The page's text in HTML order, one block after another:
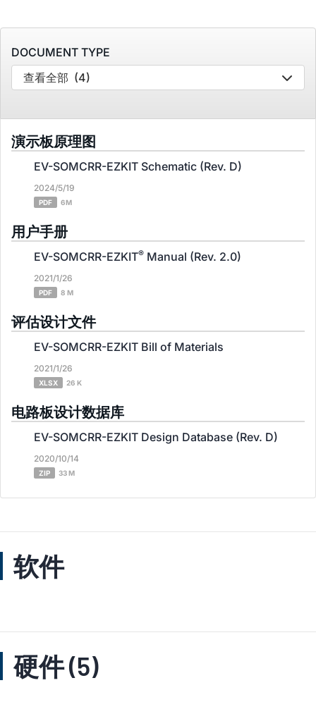
DOCUMENT TYPE
查看全部 (4)
演示板原理图
EV-SOMCRR-EZKIT Schematic (Rev. D)
2024/5/19
PDF 6M
用户手册
EV-SOMCRR-EZKIT® Manual (Rev. 2.0)
2021/1/26
PDF 8 M
评估设计文件
EV-SOMCRR-EZKIT Bill of Materials
2021/1/26
XLSX 26 K
电路板设计数据库
EV-SOMCRR-EZKIT Design Database (Rev. D)
2020/10/14
ZIP 33 M
软件
硬件 (5)